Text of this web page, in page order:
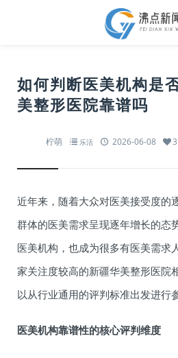
如何判断医美机构是
美整形医院靠谱吗
柠萌 乐活 2026-06-08 3
近年来，随着大众对医美接受度的
群体的医美需求呈现逐年增长的态
医美机构，也成为很多有医美需求
家关注度较高的新疆华美整形医院
以从行业通用的评判标准出发进行参
医美机构靠谱性的核心评判维度